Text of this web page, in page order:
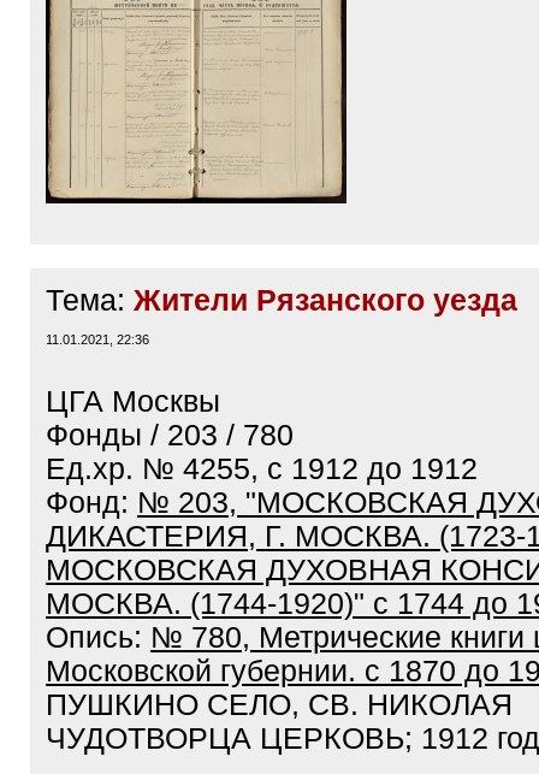
Тема: Жители Рязанского уезда
11.01.2021, 22:36
ЦГА Москвы
Фонды / 203 / 780
Ед.хр. № 4255, с 1912 до 1912
Фонд: № 203, "МОСКОВСКАЯ
ДИКАСТЕРИЯ, Г. МОСКВА. (1723-
МОСКОВСКАЯ ДУХОВНАЯ
МОСКВА. (1744-1920)" с 1744 до
Опись: № 780, Метрические книги
Московской губернии. с 1870 до
ПУШКИНО СЕЛО, СВ. НИКОЛАЯ
ЧУДОТВОРЦА ЦЕРКОВЬ; 1912 год